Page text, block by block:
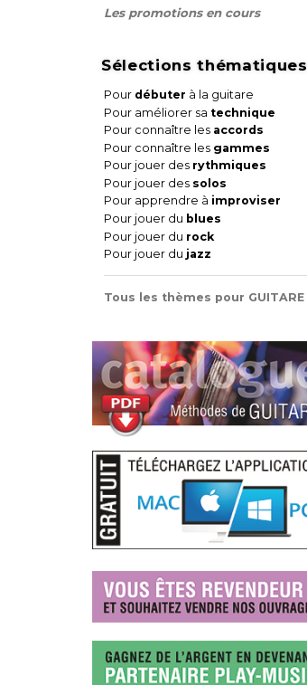
Les promotions en cours
Sélections thématiques
Pour débuter à la guitare
Pour améliorer sa technique
Pour connaître les accords
Pour connaître les gammes
Pour jouer des rythmiques
Pour jouer des solos
Pour apprendre à improviser
Pour jouer du blues
Pour jouer du rock
Pour jouer du jazz
Tous les thèmes pour GUITARE